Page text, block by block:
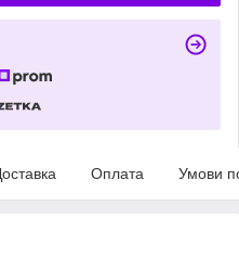
Оплата Умови